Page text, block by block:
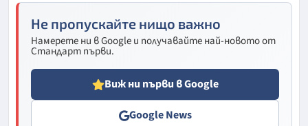
Не пропускайте нищо важно
Намерете ни в Google и получавайте най-новото от
Стандарт първи.
Виж ни първи в Google
Google News